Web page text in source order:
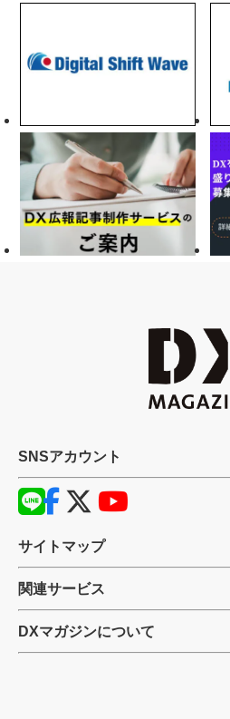
SNSアカウント
サイトマップ
関連サービス
DXマガジンについて